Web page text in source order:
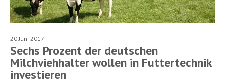
20 Juni 2017
Sechs Prozent der deutschen
Milchviehhalter wollen in Futtertechnik
investieren